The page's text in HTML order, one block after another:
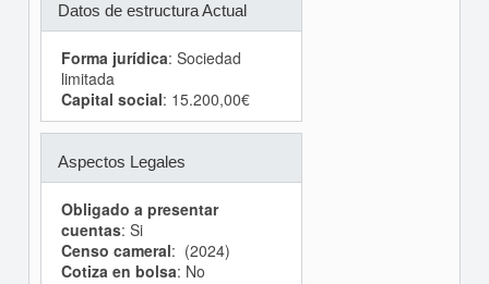
Datos de estructura Actual
Forma jurídica: Sociedad
limitada
Capital social: 15.200,00€
Aspectos Legales
Obligado a presentar
cuentas: Si
Censo cameral: (2024)
Cotiza en bolsa: No